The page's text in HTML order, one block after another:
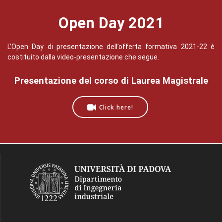
Open Day 2021
L’Open Day di presentazione dell’offerta formativa 2021-22 è
costituito dalla video-presentazione che segue.
Presentazione del corso di Laurea Magistrale
Click here!